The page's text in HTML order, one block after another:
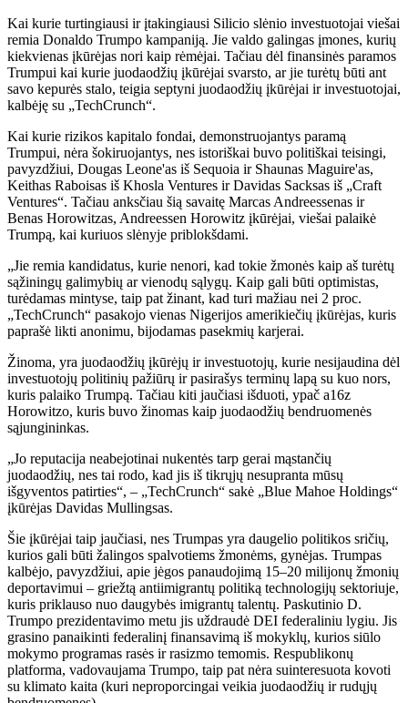
Kai kurie turtingiausi ir įtakingiausi Silicio slėnio investuotojai viešai
remia Donaldo Trumpo kampaniją. Jie valdo galingas įmones, kurių
kiekvienas įkūrėjas nori kaip rėmėjai. Tačiau dėl finansinės paramos
Trumpui kai kurie juodaodžių įkūrėjai svarsto, ar jie turėtų būti ant
savo kepurės stalo, teigia septyni juodaodžių įkūrėjai ir investuotojai,
kalbėję su „TechCrunch“.
Kai kurie rizikos kapitalo fondai, demonstruojantys paramą
Trumpui, nėra šokiruojantys, nes istoriškai buvo politiškai teisingi,
pavyzdžiui, Dougas Leone'as iš Sequoia ir Shaunas Maguire'as,
Keithas Raboisas iš Khosla Ventures ir Davidas Sacksas iš „Craft
Ventures“. Tačiau anksčiau šią savaitę Marcas Andreessenas ir
Benas Horowitzas, Andreessen Horowitz įkūrėjai, viešai palaikė
Trumpą, kai kuriuos slėnyje priblokšdami.
„Jie remia kandidatus, kurie nenori, kad tokie žmonės kaip aš turėtų
sąžiningų galimybių ar vienodų sąlygų. Kaip gali būti optimistas,
turėdamas mintyse, taip pat žinant, kad turi mažiau nei 2 proc.
„TechCrunch“ pasakojo vienas Nigerijos amerikiečių įkūrėjas, kuris
paprašė likti anonimu, bijodamas pasekmių karjerai.
Žinoma, yra juodaodžių įkūrėjų ir investuotojų, kurie nesijaudina dėl
investuotojų politinių pažiūrų ir pasirašys terminų lapą su kuo nors,
kuris palaiko Trumpą. Tačiau kiti jaučiasi išduoti, ypač a16z
Horowitzo, kuris buvo žinomas kaip juodaodžių bendruomenės
sąjungininkas.
„Jo reputacija neabejotinai nukentės tarp gerai mąstančių
juodaodžių, nes tai rodo, kad jis iš tikrųjų nesupranta mūsų
išgyventos patirties“, – „TechCrunch“ sakė „Blue Mahoe Holdings“
įkūrėjas Davidas Mullingsas.
Šie įkūrėjai taip jaučiasi, nes Trumpas yra daugelio politikos sričių,
kurios gali būti žalingos spalvotiems žmonėms, gynėjas. Trumpas
kalbėjo, pavyzdžiui, apie jėgos panaudojimą 15–20 milijonų žmonių
deportavimui – griežtą antiimigrantų politiką technologijų sektoriuje,
kuris priklauso nuo daugybės imigrantų talentų. Paskutinio D.
Trumpo prezidentavimo metu jis uždraudė DEI federaliniu lygiu. Jis
grasino panaikinti federalinį finansavimą iš mokyklų, kurios siūlo
mokymo programas rasės ir rasizmo temomis. Respublikonų
platforma, vadovaujama Trumpo, taip pat nėra suinteresuota kovoti
su klimato kaita (kuri neproporcingai veikia juodaodžių ir rudųjų